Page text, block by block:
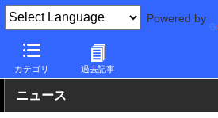
Powered by
カテゴリ 過去記事
PC Watch パソコン/タブレット/スマー
ニュース